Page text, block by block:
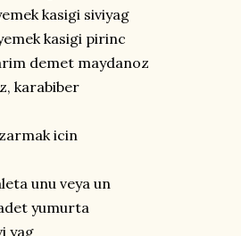
kasigi siviyag
kasigi pirinc
demet maydanoz
karabiber
icin
unu veya un
yumurta
yag